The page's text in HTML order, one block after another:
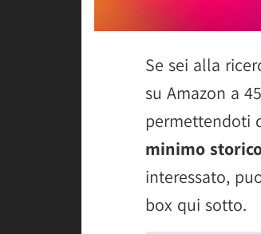
Se sei alla
su Amazon a
permettendoti
minimo
interessato,
box qui sotto.